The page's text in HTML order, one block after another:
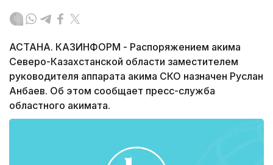
АСТАНА. КАЗИНФОРМ - Распоряжением акима
Северо-Казахстанской области заместителем
руководителя аппарата акима СКО назначен Руслан
Анбаев. Об этом сообщает пресс-служба
областного акимата.